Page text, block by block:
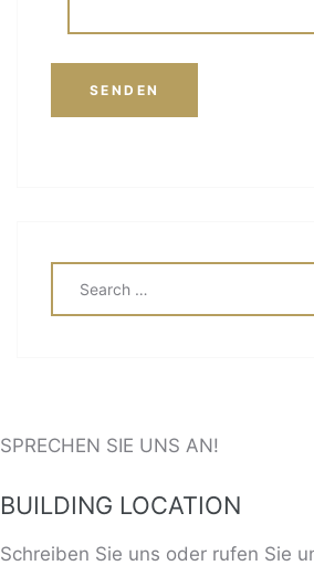
FOR:
SPRECHEN SIE UNS AN!
BUILDING LOCATION
Schreiben Sie uns oder rufen Sie